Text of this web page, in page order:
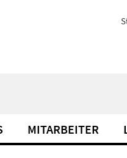
MITARBEITER